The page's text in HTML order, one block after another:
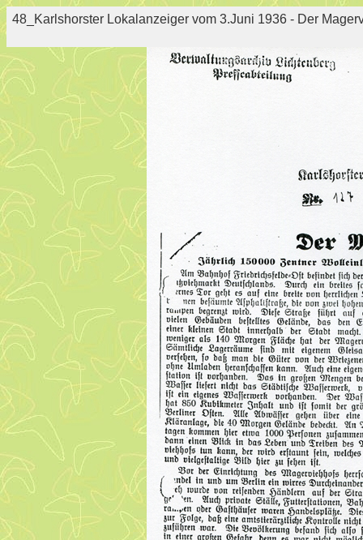
48_Karlshorster Lokalanzeiger vom 3.Juni 1936 - Der